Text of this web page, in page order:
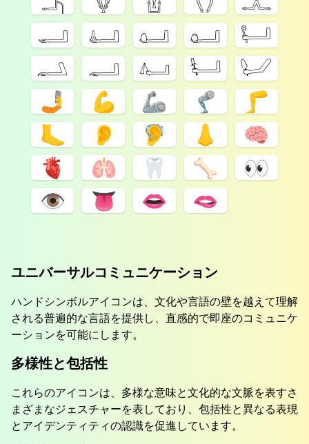
𓂝
𓂞 𓂟 𓂠
𓂡
𓂢
𓂣 𓂤 𓂥
𓂦
🤳
💪 🦾 🦿
🦵
🦶
👂 🦻 👃
🧠
🫀
🫁 🦷 🦴
👀
👁️
👅 👄 🫦
ユニバーサルコミュニケーション
ハンドシンボルアイコンは、文化や言語の壁を越えて理解
される普遍的な言語を提供し、直感的で即座のコミュニケ
ーションを可能にします。
多様性と包括性
これらのアイコンは、多様な意味と文化的な文脈を表すさ
まざまなジェスチャーを表しており、包括性と異なる表現
とアイデンティティの認識を促進しています。